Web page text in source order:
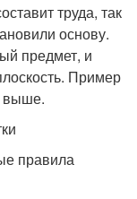
труда, так
основу.
предмет, и
Пример
выше.
правила